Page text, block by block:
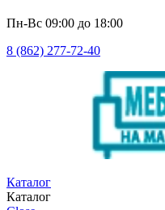
Пн-Вс 09:00 до 18:00
8 (862) 277-72-40
Каталог
Каталог